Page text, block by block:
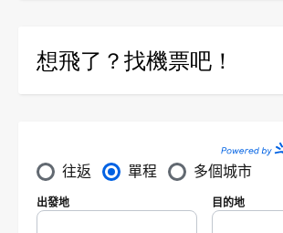
想飛了？找機票吧！